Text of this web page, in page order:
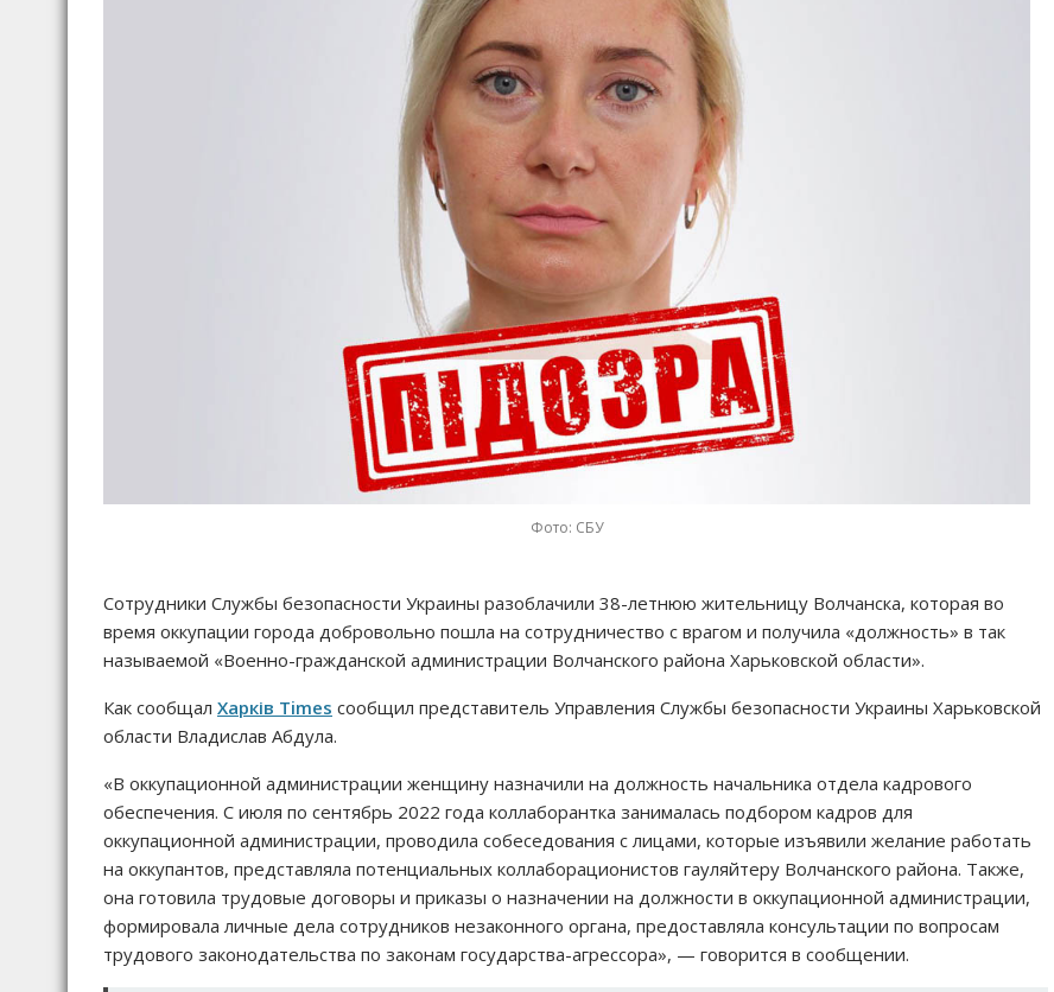
Фото: СБУ
Сотрудники Службы безопасности Украины разоблачили 38-летнюю жительницу Волчанска, которая во
время оккупации города добровольно пошла на сотрудничество с врагом и получила «должность» в так
называемой «Военно-гражданской администрации Волчанского района Харьковской области».
Как сообщал Харків Times сообщил представитель Управления Службы безопасности Украины Харьковской
области Владислав Абдула.
«В оккупационной администрации женщину назначили на должность начальника отдела кадрового
обеспечения. С июля по сентябрь 2022 года коллаборантка занималась подбором кадров для
оккупационной администрации, проводила собеседования с лицами, которые изъявили желание работать
на оккупантов, представляла потенциальных коллаборационистов гауляйтеру Волчанского района. Также,
она готовила трудовые договоры и приказы о назначении на должности в оккупационной администрации,
формировала личные дела сотрудников незаконного органа, предоставляла консультации по вопросам
трудового законодательства по законам государства-агрессора», — говорится в сообщении.